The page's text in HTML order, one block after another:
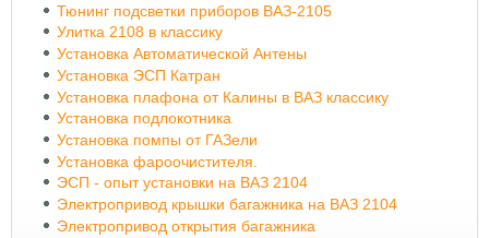
Тюнинг подсветки приборов ВАЗ-2105
Улитка 2108 в классику
Установка Автоматической Антены
Установка ЭСП Катран
Установка плафона от Калины в ВАЗ классику
Установка подлокотника
Установка помпы от ГАЗели
Установка фароочистителя.
ЭСП - опыт установки на ВАЗ 2104
Электропривод крышки багажника на ВАЗ 2104
Электропривод открытия багажника